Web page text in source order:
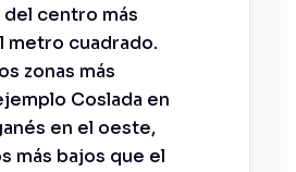
centro más
metro cuadrado.
zonas más
Coslada en
en el oeste,
más bajos que el